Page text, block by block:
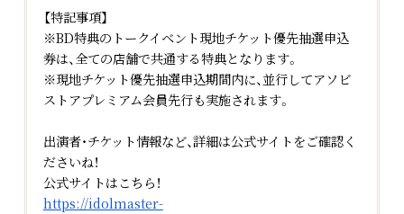
【特記事項】
※BD特典のトークイベント現地チケット優先抽選申込
券は、全ての店舗で共通する特典となります。
※現地チケット優先抽選申込期間内に、並行してアソビ
ストアプレミアム会員先行も実施されます。
出演者・チケット情報など、詳細は公式サイトをご確認く
ださいね！
公式サイトはこちら！
https://idolmaster-